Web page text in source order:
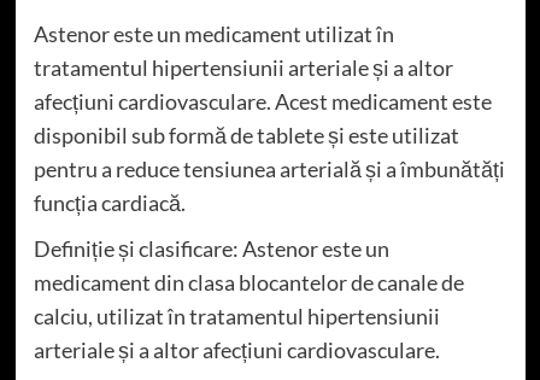
Astenor este un medicament utilizat în
tratamentul hipertensiunii arteriale și a altor
afecțiuni cardiovasculare. Acest medicament este
disponibil sub formă de tablete și este utilizat
pentru a reduce tensiunea arterială și a îmbunătăți
funcția cardiacă.
Definiție și clasificare: Astenor este un
medicament din clasa blocantelor de canale de
calciu, utilizat în tratamentul hipertensiunii
arteriale și a altor afecțiuni cardiovasculare.